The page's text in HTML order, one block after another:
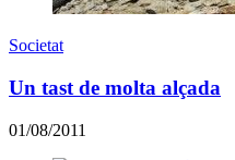
Societat
Un tast de molta alçada
01/08/2011